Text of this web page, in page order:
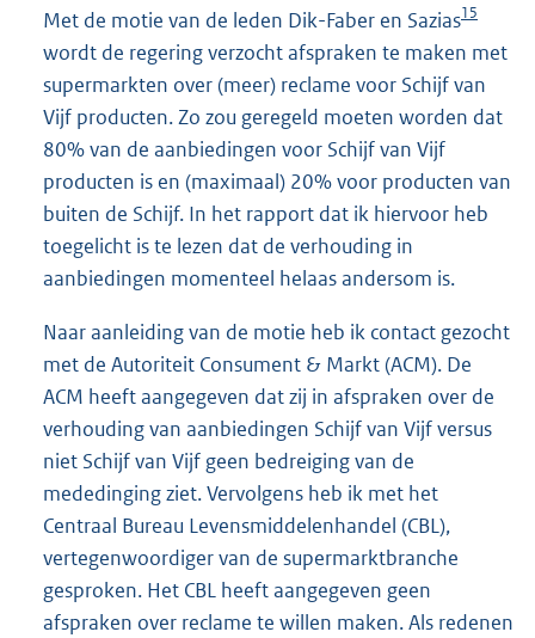
Met de motie van de leden Dik-Faber en Sazias15
wordt de regering verzocht afspraken te maken met
supermarkten over (meer) reclame voor Schijf van
Vijf producten. Zo zou geregeld moeten worden dat
80% van de aanbiedingen voor Schijf van Vijf
producten is en (maximaal) 20% voor producten van
buiten de Schijf. In het rapport dat ik hiervoor heb
toegelicht is te lezen dat de verhouding in
aanbiedingen momenteel helaas andersom is.
Naar aanleiding van de motie heb ik contact gezocht
met de Autoriteit Consument & Markt (ACM). De
ACM heeft aangegeven dat zij in afspraken over de
verhouding van aanbiedingen Schijf van Vijf versus
niet Schijf van Vijf geen bedreiging van de
mededinging ziet. Vervolgens heb ik met het
Centraal Bureau Levensmiddelenhandel (CBL),
vertegenwoordiger van de supermarktbranche
gesproken. Het CBL heeft aangegeven geen
afspraken over reclame te willen maken. Als redenen